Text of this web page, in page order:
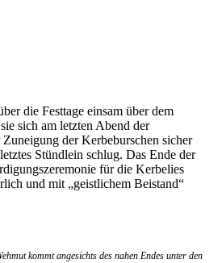
die Festtage einsam über dem
sich am letzten Abend der
der Kerbeburschen sicher
Stündlein schlug. Das Ende der
für die Kerbelies
und mit „geistlichem Beistand“
des nahen Endes unter den